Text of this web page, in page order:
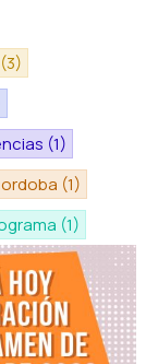
(3)
(1)
(1)
(1)